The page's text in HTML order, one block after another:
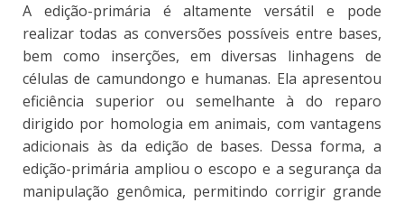
A edição-primária é altamente versátil e pode
realizar todas as conversões possíveis entre bases,
bem como inserções, em diversas linhagens de
células de camundongo e humanas. Ela apresentou
eficiência superior ou semelhante à do reparo
dirigido por homologia em animais, com vantagens
adicionais às da edição de bases. Dessa forma, a
edição-primária ampliou o escopo e a segurança da
manipulação genômica, permitindo corrigir grande